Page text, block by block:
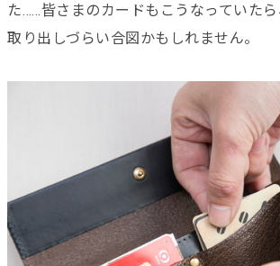
た……皆さまのカードもこうなっていた
取り出しづらい合図かもしれません。